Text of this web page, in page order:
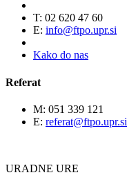
T: 02 620 47 60
E: info@ftpo.upr.si
Kako do nas
Referat
M: 051 339 121
E: referat@ftpo.upr.si
URADNE URE